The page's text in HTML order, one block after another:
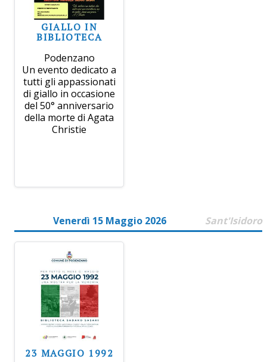
GIALLO IN
BIBLIOTECA
Podenzano
Un evento dedicato a
tutti gli appassionati
di giallo in occasione
del 50° anniversario
della morte di Agata
Christie
Venerdì 15 Maggio 2026 Sant'Isidoro
23 MAGGIO 1992